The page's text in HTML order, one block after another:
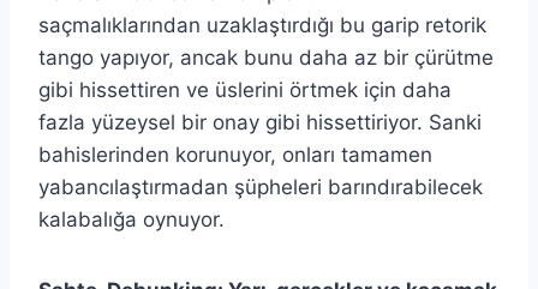
saçmalıklarından uzaklaştırdığı bu garip retorik
tango yapıyor, ancak bunu daha az bir çürütme
gibi hissettiren ve üslerini örtmek için daha
fazla yüzeysel bir onay gibi hissettiriyor. Sanki
bahislerinden korunuyor, onları tamamen
yabancılaştırmadan şüpheleri barındırabilecek
kalabalığa oynuyor.